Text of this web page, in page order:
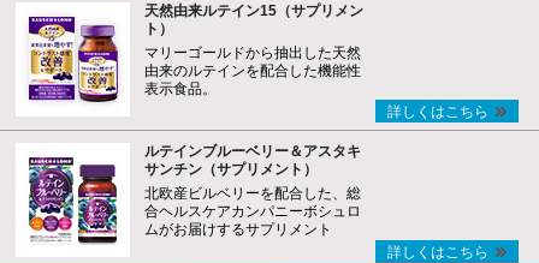
天然由来ルテイン15（サプリメン
ト）
マリーゴールドから抽出した天然
由来のルテインを配合した機能性
表示食品。
詳しくはこちら
ルテインブルーベリー＆アスタキ
サンチン（サプリメント）
北欧産ビルベリーを配合した、総
合ヘルスケアカンパニーボシュロ
ムがお届けするサプリメント
詳しくはこちら